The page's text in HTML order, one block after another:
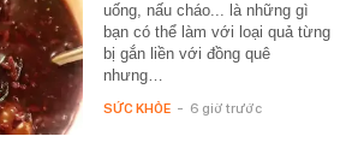
uống, nấu cháo... là những gì
bạn có thể làm với loại quả từng
bị gắn liền với đồng quê
nhưng…
SỨC KHỎE - 6 giờ trước